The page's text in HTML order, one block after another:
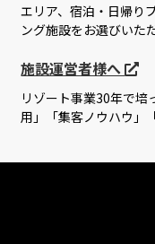
エリア、宿泊・日帰り
ング施設をお選びいた
施設運営者様へ
リゾート事業30年で
用」「集客ノウハウ」